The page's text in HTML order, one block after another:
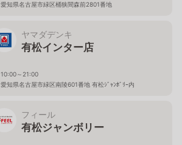
愛知県名古屋市緑区桶狭間森前2801番地
ヤマダデンキ
有松インター店
10:00～21:00
愛知県名古屋市緑区南陵601番地 有松ｼﾞｬﾝﾎﾞﾘｰ内
フィール
有松ジャンボリー